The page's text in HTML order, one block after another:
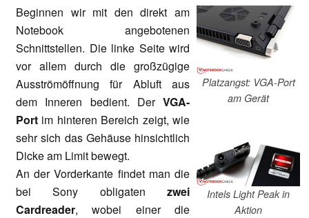
Platzangst: VGA-Port
am Gerät
Intels Light Peak in
Aktion
Beginnen wir mit den direkt am
Notebook angebotenen
Schnittstellen. Die linke Seite wird
vor allem durch die großzügige
Ausströmöffnung für Abluft aus
dem Inneren bedient. Der VGA-
Port im hinteren Bereich zeigt, wie
sehr sich das Gehäuse hinsichtlich
Dicke am Limit bewegt.
An der Vorderkante findet man die
bei Sony obligaten zwei
Cardreader, wobei einer die